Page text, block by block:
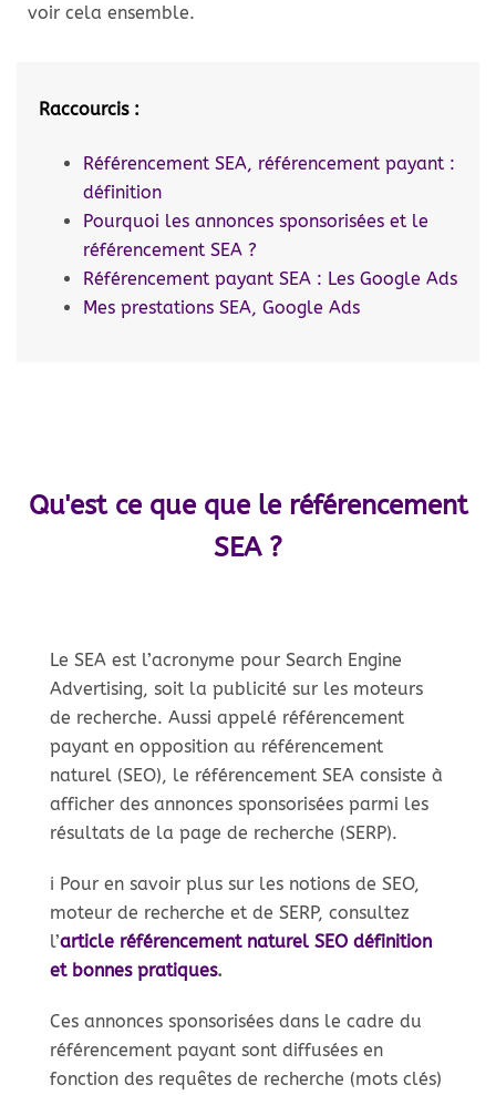
voir cela ensemble.
Raccourcis :
Référencement SEA, référencement payant :
définition
Pourquoi les annonces sponsorisées et le
référencement SEA ?
Référencement payant SEA : Les Google Ads
Mes prestations SEA, Google Ads
Qu'est ce que que le référencement
SEA ?
Le SEA est l’acronyme pour Search Engine
Advertising, soit la publicité sur les moteurs
de recherche. Aussi appelé référencement
payant en opposition au référencement
naturel (SEO), le référencement SEA consiste à
afficher des annonces sponsorisées parmi les
résultats de la page de recherche (SERP).
ℹ️ Pour en savoir plus sur les notions de SEO,
moteur de recherche et de SERP, consultez
l’article référencement naturel SEO définition
et bonnes pratiques.
Ces annonces sponsorisées dans le cadre du
référencement payant sont diffusées en
fonction des requêtes de recherche (mots clés)